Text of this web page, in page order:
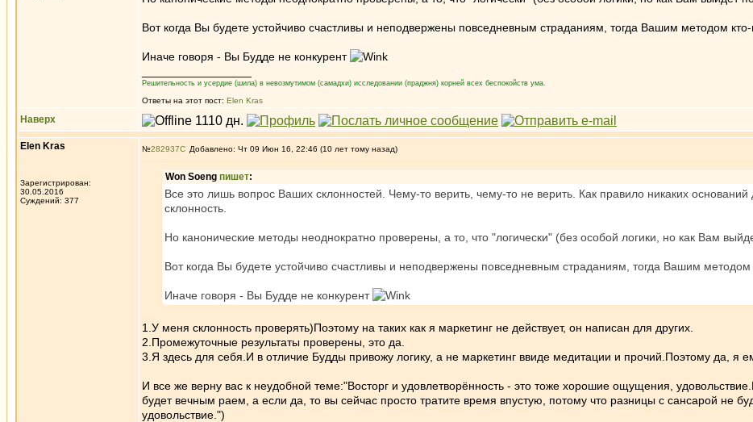
Вот когда Вы будете устойчиво счастливы и неподвержены повседневным страданиям, тогда Вашим методом кто-
Иначе говоря - Вы Будде не конкурент
Решительность и усердие (шила) в невозмутимом (самадхи) исследовании (праджня) корней всех беспокойств ума.
Ответы на этот пост: Elen Kras
Наверх
Elen Kras
Зарегистрирован:
30.05.2016
Суждений: 377
№282937 Добавлено: Чт 09 Июн 16, 22:46 (10 лет тому назад)
Won Soeng пишет:
Все это лишь вопрос Ваших склонностей. Чему-то верить, чему-то не верить. Как правило никаких
склонность.
Но канонические методы неоднократно проверены, а то, что "логически" (без особой логики, но как Вам
Вот когда Вы будете устойчиво счастливы и неподвержены повседневным страданиям, тогда Вашим методом
Иначе говоря - Вы Будде не конкурент
1.У меня склонность проверять)Поэтому на таких как я маркетинг не действует, он написан для других.
2.Промежуточные результаты проверены, это да.
3.Я здесь для себя.И в отличие Будды привожу логику, а не маркетинг ввиде медитации и прочий.Поэтому да, я
И все же верну вас к неудобной теме:"Восторг и удовлетворённость - это тоже хорошие ощущения,
будет вечным раем, а если да, то вы сейчас просто тратите время впустую, потому что разницы с сансарой не
удовольствие.")